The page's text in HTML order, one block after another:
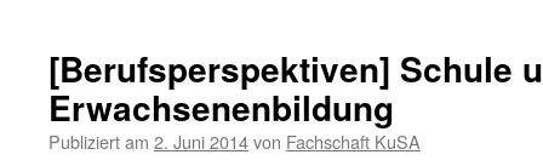
geöffnet)geöffnet)
[Berufsperspektiven] Schule
Erwachsenenbildung
Publiziert am 2. Juni 2014von Fachschaft KuSA